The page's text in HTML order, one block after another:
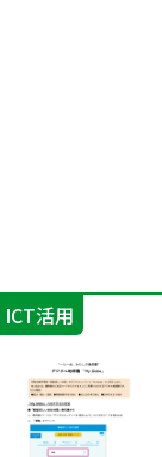
ICT活用